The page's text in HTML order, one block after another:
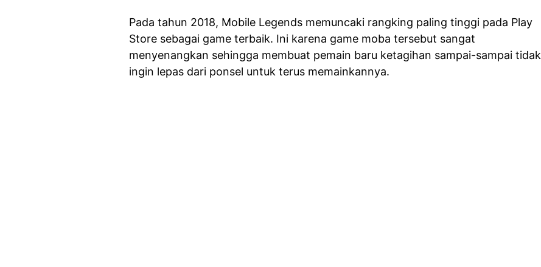
Pada tahun 2018, Mobile Legends memuncaki rangking paling tinggi pada Play
Store sebagai game terbaik. Ini karena game moba tersebut sangat
menyenangkan sehingga membuat pemain baru ketagihan sampai-sampai tidak
ingin lepas dari ponsel untuk terus memainkannya.